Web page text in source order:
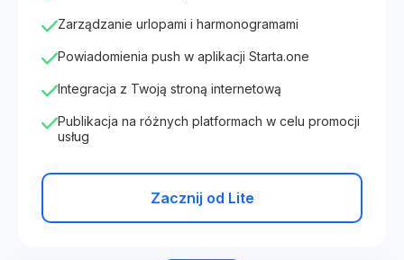
Zarządzanie urlopami i harmonogramami
Powiadomienia push w aplikacji Starta.one
Integracja z Twoją stroną internetową
Publikacja na różnych platformach w celu promocji
usług
Zacznij od Lite